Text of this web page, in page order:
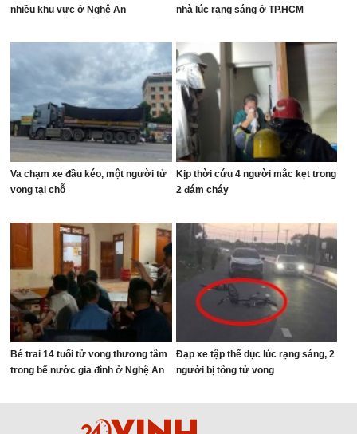
nhiều khu vực ở Nghệ An
nhà lúc rạng sáng ở TP.HCM
Va chạm xe đầu kéo, một người tử
vong tại chỗ
Kịp thời cứu 4 người mắc kẹt trong
2 đám cháy
Bé trai 14 tuổi tử vong thương tâm
trong bể nước gia đình ở Nghệ An
Đạp xe tập thể dục lúc rạng sáng, 2
người bị tông tử vong